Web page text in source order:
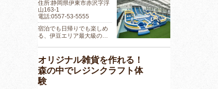
住所:静岡県伊東市赤沢字浮
山163-1
電話:0557-53-5555
宿泊でも日帰りでも楽しめ
る、伊豆エリア最大級の…
オリジナル雑貨を作れる！
森の中でレジンクラフト体
験